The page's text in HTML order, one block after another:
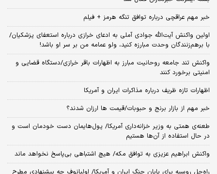
خبر مهم عراقچی درباره توافق تنگه هرمز + فیلم
اولین واکنش آیت‌الله جوادی آملی به ادعای خرازی درباره استعفای پزشکیان/
با برهم‌زنندگان وحدت مبارزه کنید، ولو عمامه من بر سر او باشد!
واکنش تند جامعه روحانیت مبارز به اظهارات باقر خرازی/دستگاه قضایی و
امنیتی برخورد کنند
اظهارات تازه ظریف درباره مذاکرات ایران و آمریکا
خبر مهم از بازار برنج و حبوبات/قیمت ها ارزان شدند؟
طعنه‌ی‌ همتی به وزیر خزانه‌داری آمریکا/ پول‌هایمان دست خودمان است و
در حال استفاده از آن‌ها هستیم
واکنش ابراهیم عزیزی به توافق مکه/ هیچ اشتباهی بی‌پاسخ نخواهد ماند